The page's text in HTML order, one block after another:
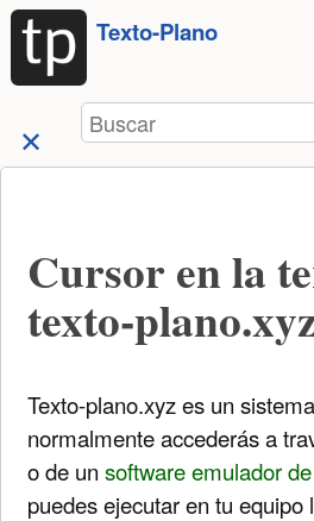
Saltar a
contenido
Texto-Plano
Buscar
Cursor en la
texto-
Texto-plano.xyz es un
normalmente accederás a
o de unsoftware emulador
puedes ejecutar en tu equipo